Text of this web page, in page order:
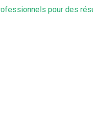
pour des